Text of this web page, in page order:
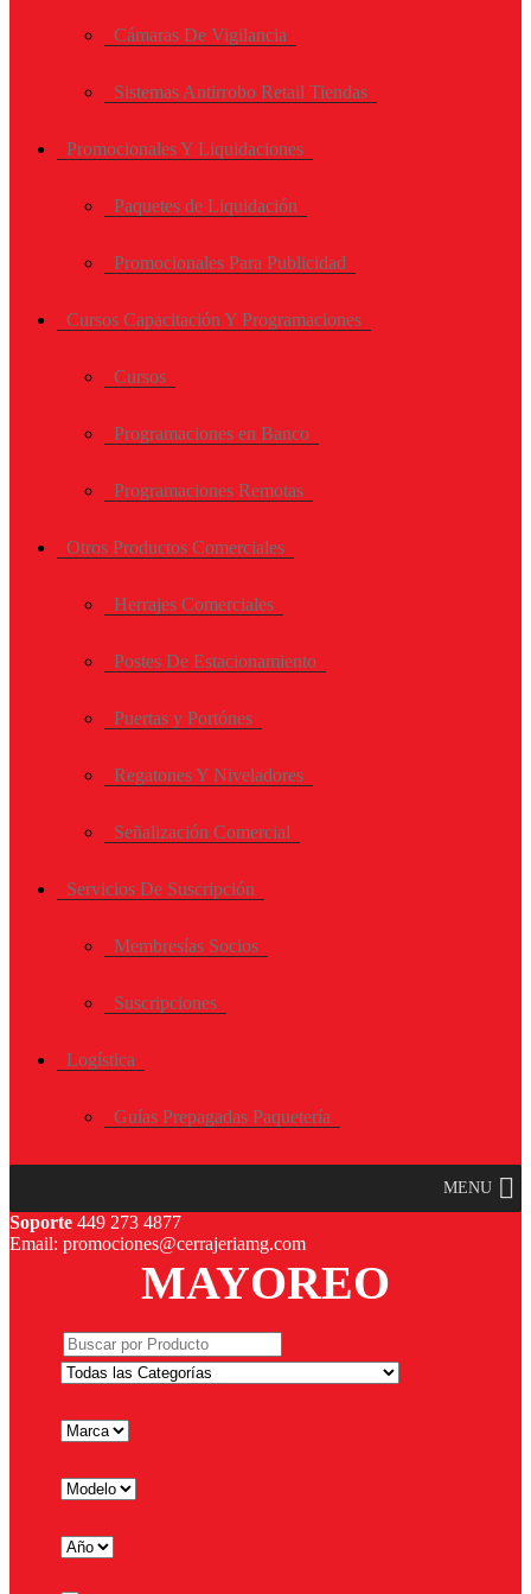
Cámaras De Vigilancia
Sistemas Antirrobo Retail Tiendas
Promocionales Y Liquidaciones
Paquetes de Liquidación
Promocionales Para Publicidad
Cursos Capacitación Y Programaciones
Cursos
Programaciones en Banco
Programaciones Remotas
Otros Productos Comerciales
Herrajes Comerciales
Postes De Estacionamiento
Puertas y Portónes
Regatones Y Niveladores
Señalización Comercial
Servicios De Suscripción
Membresías Socios
Suscripciones
Logística
Guías Prepagadas Paquetería
MENU
Soporte 449 273 4877
Email: promociones@cerrajeriamg.com
MAYOREO